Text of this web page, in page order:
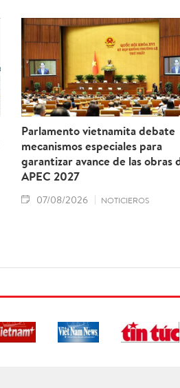
Parlamento vietnamita debate
mecanismos especiales para
garantizar avance de las obras
APEC 2027
07/08/2026 NOTICIEROS